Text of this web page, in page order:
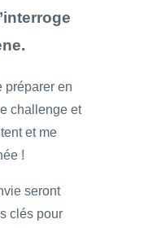
préparer en
challenge et
et me
!
seront
clés pour